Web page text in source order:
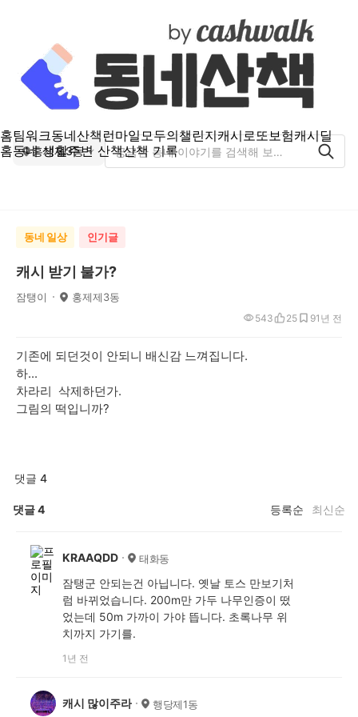
홈팀워크동네산책 런마일모두의챌린지캐시로또보험캐시딜
홈동네 생활주변 산책산책 기록
홍제제3동
동네 일상 인기글
캐시 받기 불가?
잠탱이 홍제제3동
1년 전
543 25 9
기존에 되던것이 안되니 배신감 느껴집니다.
하...
차라리 삭제하던가.
그림의 떡입니까?
댓글 4
댓글4 등록순 최신순
KRAAQDD 태화동
잠탱군 안되는건 아닙니다. 옛날 토스 만보기처
럼 바뀌었습니다. 200m만 가두 나무인증이 떴
었는데 50m 가까이 가야 뜹니다. 초록나무 위
치까지 가기를.
1년 전
캐시 많이주라 행당제1동